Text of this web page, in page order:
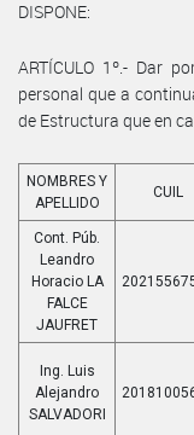
DISPONE:
ARTÍCULO 1º.- Dar
personal que a
de Estructura que en
NOMBRES Y
APELLIDO
CUIL
Cont. Púb.
Leandro
Horacio LA
FALCE
JAUFRET
Ing. Luis
Alejandro
SALVADORI